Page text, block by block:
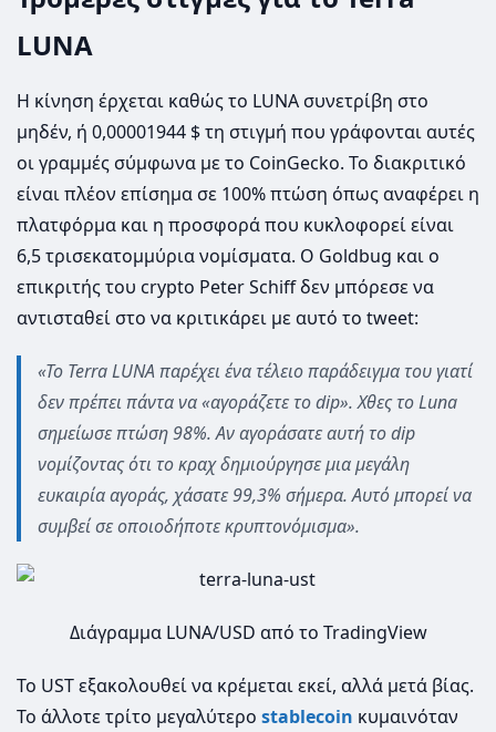
LUNA
Η κίνηση έρχεται καθώς το LUNA συνετρίβη στο
μηδέν, ή 0,00001944 $ τη στιγμή που γράφονται αυτές
οι γραμμές σύμφωνα με το CoinGecko. Το διακριτικό
είναι πλέον επίσημα σε 100% πτώση όπως αναφέρει η
πλατφόρμα και η προσφορά που κυκλοφορεί είναι
6,5 τρισεκατομμύρια νομίσματα. Ο Goldbug και ο
επικριτής του crypto Peter Schiff δεν μπόρεσε να
αντισταθεί στο να κριτικάρει με αυτό το tweet:
«Το Terra LUΝΑ παρέχει ένα τέλειο παράδειγμα του γιατί
δεν πρέπει πάντα να «αγοράζετε το dip». Χθες το Luna
σημείωσε πτώση 98%. Αν αγοράσατε αυτή το dip
νομίζοντας ότι το κραχ δημιούργησε μια μεγάλη
ευκαιρία αγοράς, χάσατε 99,3% σήμερα. Αυτό μπορεί να
συμβεί σε οποιoδήποτε κρυπτονόμισμα».
Διάγραμμα LUNA/USD από το TradingView
Το UST εξακολουθεί να κρέμεται εκεί, αλλά μετά βίας.
Το άλλοτε τρίτο μεγαλύτερο stablecoin κυμαινόταν